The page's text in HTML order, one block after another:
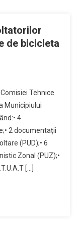
de bicicleta
Tehnice
Municipiului
4
2 documentații
(PUD);• 6
Zonal (PUZ);•
[…]